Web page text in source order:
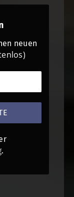
neuen
.